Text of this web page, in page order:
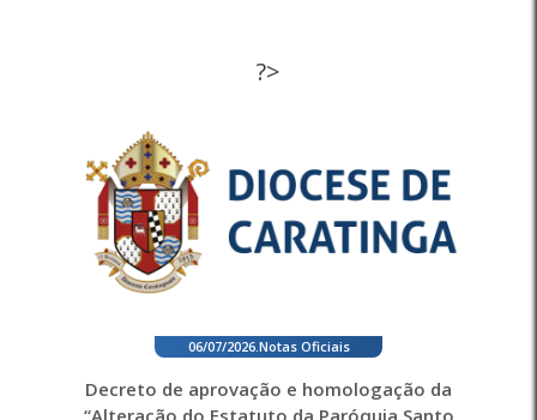
?>
06/07/2026. Notas Oficiais
Decreto de aprovação e homologação da
“Alteração do Estatuto da Paróquia Santo